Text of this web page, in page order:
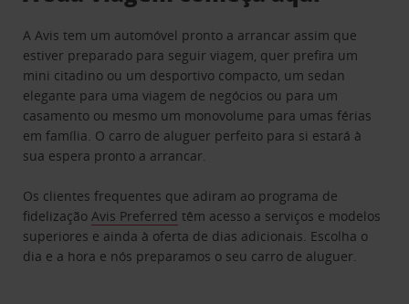
A Avis tem um automóvel pronto a arrancar assim que
estiver preparado para seguir viagem, quer prefira um
mini citadino ou um desportivo compacto, um sedan
elegante para uma viagem de negócios ou para um
casamento ou mesmo um monovolume para umas férias
em família. O carro de aluguer perfeito para si estará à
sua espera pronto a arrancar.
Os clientes frequentes que adiram ao programa de
fidelizaçãoAvis Preferred têm acesso a serviços e modelos
superiores e ainda à oferta de dias adicionais. Escolha o
dia e a hora e nós preparamos o seu carro de aluguer.